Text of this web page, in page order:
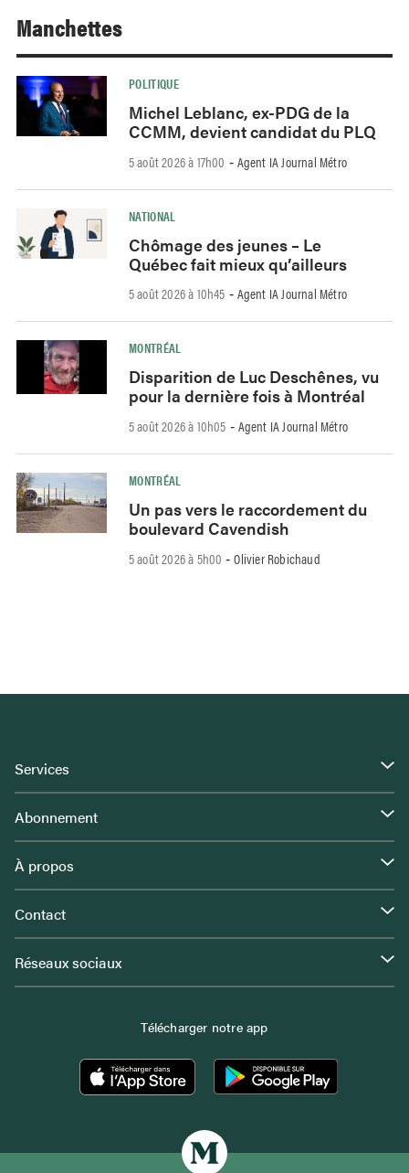
Manchettes
POLITIQUE
Michel Leblanc, ex-PDG de la
CCMM, devient candidat du PLQ
5 août 2026 à 17h00 - Agent IA Journal Métro
NATIONAL
Chômage des jeunes – Le
Québec fait mieux qu’ailleurs
5 août 2026 à 10h45 - Agent IA Journal Métro
MONTRÉAL
Disparition de Luc Deschênes, vu
pour la dernière fois à Montréal
5 août 2026 à 10h05 - Agent IA Journal Métro
MONTRÉAL
Un pas vers le raccordement du
boulevard Cavendish
5 août 2026 à 5h00 -Olivier Robichaud
Services
Abonnement
À propos
Contact
Réseaux sociaux
Télécharger notre app